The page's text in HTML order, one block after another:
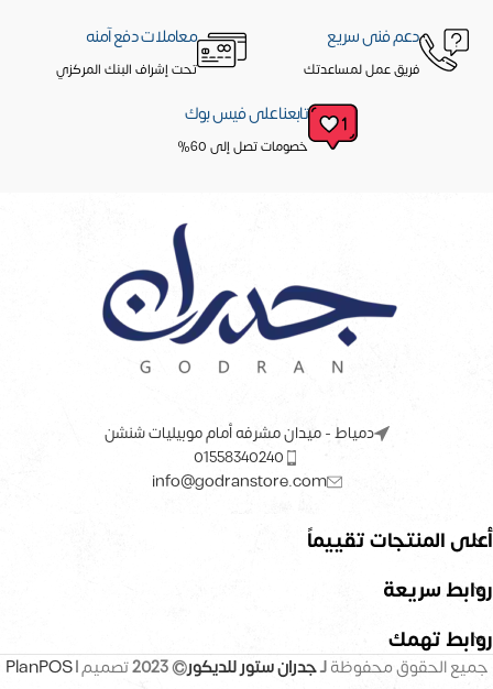
دعم فنى سريع
فريق عمل لمساعدتك
معاملات دفع آمنه
تحت إشراف البنك المركزي
تابعنا على فيس بوك
خصومات تصل إلى 60%
دمياط - ميدان مشرفه أمام موبيليات شنشن
01558340240
info@godranstore.com
أعلى المنتجات تقييماً
روابط سريعة
روابط تهمك
جميع الحقوق محفوظةلـجدران ستور للديكور© 2023 تصميم |PlanPOS